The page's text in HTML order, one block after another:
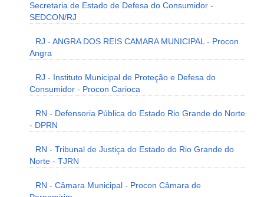
Secretaria de Estado de Defesa do Consumidor -
SEDCON/RJ
RJ - ANGRA DOS REIS CAMARA MUNICIPAL - Procon
Angra
RJ - Instituto Municipal de Proteção e Defesa do
Consumidor - Procon Carioca
RN - Defensoria Pública do Estado Rio Grande do Norte
- DPRN
RN - Tribunal de Justiça do Estado do Rio Grande do
Norte - TJRN
RN - Câmara Municipal - Procon Câmara de